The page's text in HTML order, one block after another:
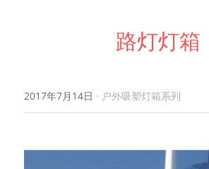
路灯灯箱
2017年7月14日 · 户外吸塑灯箱系列